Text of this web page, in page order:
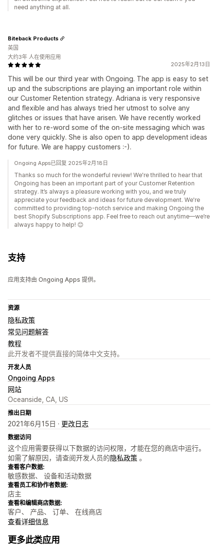
need anything at all.
2025年2月13日
This will be our third year with Ongoing. The app is easy to set
up and the subscriptions are playing an important role within
our Customer Retention strategy. Adriana is very responsive
and flexible and has always tried her utmost to solve any
glitches or issues that have arisen. We have recently worked
with her to re-word some of the on-site messaging which was
done very quickly. She is also open to app development ideas
for future. We are happy customers :-).
Biteback Products
英国
大约3年 人在使用应用
Ongoing Apps已回复 2025年2月18日
Thanks so much for the wonderful review! We're thrilled to hear that
Ongoing has been an important part of your Customer Retention
strategy. It’s always a pleasure working with you, and we truly
appreciate your feedback and ideas for future development. We're
committed to providing top-notch service and making Ongoing the
best Shopify Subscriptions app. Feel free to reach out anytime—we’re
always happy to help! 😊
支持
应用支持由 Ongoing Apps 提供。
资源
隐私政策
常见问题解答
教程
此开发者不提供直接的简体中文支持。
开发人员
Ongoing Apps
网站
Oceanside, CA, US
推出日期
2021年6月15日 · 更改日志
数据访问
这个应用需要获得以下数据的访问权限，才能在您的商店中运行。
如需了解原因，请查阅开发人员的隐私政策 。
查看客户数据:
敏感数据、 设备和活动数据
查看员工和协作者数据:
店主
查看和编辑商店数据:
客户、 产品、 订单、 在线商店
查看详细信息
更多此类应用